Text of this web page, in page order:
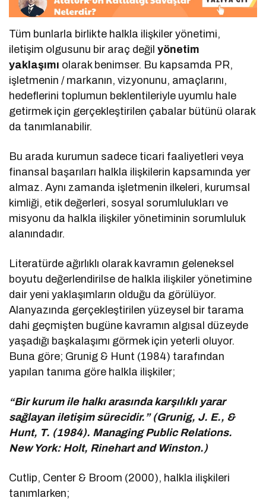
Tüm bunlarla birlikte halkla ilişkiler yönetimi,
iletişim olgusunu bir araç değilyönetim
yaklaşımı olarak benimser. Bu kapsamda PR,
işletmenin / markanın, vizyonunu, amaçlarını,
hedeflerini toplumun beklentileriyle uyumlu hale
getirmek için gerçekleştirilen çabalar bütünü olarak
da tanımlanabilir.
Bu arada kurumun sadece ticari faaliyetleri veya
finansal başarıları halkla ilişkilerin kapsamında yer
almaz. Aynı zamanda işletmenin ilkeleri, kurumsal
kimliği, etik değerleri, sosyal sorumlulukları ve
misyonu da halkla ilişkiler yönetiminin sorumluluk
alanındadır.
Literatürde ağırlıklı olarak kavramın geleneksel
boyutu değerlendirilse de halkla ilişkiler yönetimine
dair yeni yaklaşımların olduğu da görülüyor.
Alanyazında gerçekleştirilen yüzeysel bir tarama
dahi geçmişten bugüne kavramın algısal düzeyde
yaşadığı başkalaşımı görmek için yeterli oluyor.
Buna göre; Grunig & Hunt (1984) tarafından
yapılan tanıma göre halkla ilişkiler;
“Bir kurum ile halkı arasında karşılıklı yarar
sağlayan iletişim sürecidir.” (Grunig, J. E., &
Hunt, T. (1984). Managing Public Relations.
New York: Holt, Rinehart and Winston.)
Cutlip, Center & Broom (2000), halkla ilişkileri
tanımlarken;